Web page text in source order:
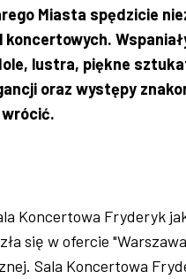
Miasta spędzicie
koncertowych.
lustra, piękne
oraz występy
Koncertowa Fryderyk
się w ofercie
Sala Koncertowa